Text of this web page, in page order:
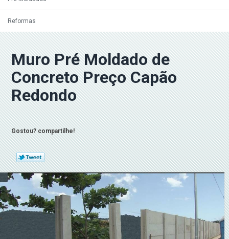
Reformas
Muro Pré Moldado de
Concreto Preço Capão
Redondo
Gostou? compartilhe!